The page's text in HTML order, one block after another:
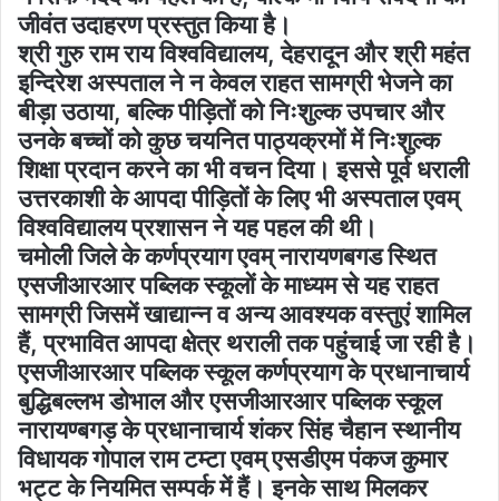
जीवंत उदाहरण प्रस्तुत किया है।
श्री गुरु राम राय विश्वविद्यालय, देहरादून और श्री महंत
इन्दिरेश अस्पताल ने न केवल राहत सामग्री भेजने का
बीड़ा उठाया, बल्कि पीड़ितों को निःशुल्क उपचार और
उनके बच्चों को कुछ चयनित पाठ्यक्रमों में निःशुल्क
शिक्षा प्रदान करने का भी वचन दिया। इससे पूर्व धराली
उत्तरकाशी के आपदा पीड़ितों के लिए भी अस्पताल एवम्
विश्वविद्यालय प्रशासन ने यह पहल की थी।
चमोली जिले के कर्णप्रयाग एवम् नारायणबगड स्थित
एसजीआरआर पब्लिक स्कूलों के माध्यम से यह राहत
सामग्री जिसमें खाद्यान्न व अन्य आवश्यक वस्तुएं शामिल
हैं, प्रभावित आपदा क्षेत्र थराली तक पहुंचाई जा रही है।
एसजीआरआर पब्लिक स्कूल कर्णप्रयाग के प्रधानाचार्य
बुद्धिबल्लभ डोभाल और एसजीआरआर पब्लिक स्कूल
नारायण्बगड़ के प्रधानाचार्य शंकर सिंह चैहान स्थानीय
विधायक गोपाल राम टम्टा एवम् एसडीएम पंकज कुमार
भट्ट के नियमित सम्पर्क में हैं। इनके साथ मिलकर